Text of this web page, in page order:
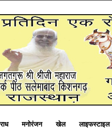
मनोरंजन खेल लाइफस्टाइल